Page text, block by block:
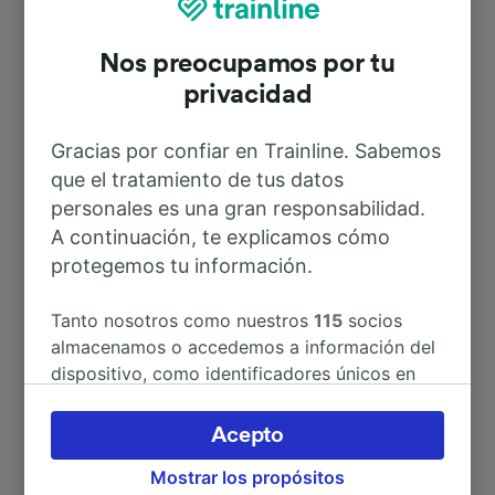
Duración
A Düsseldorf Hbf 2h 41min
A París
A Cham 5h 48min
A Gersfeld (Rhön) 3h 7min
Nos preocupamos por tu
privacidad
Gracias por confiar en Trainline. Sabemos
que el tratamiento de tus datos
personales es una gran responsabilidad.
A continuación, te explicamos cómo
protegemos tu información.
Tanto nosotros como nuestros115 socios
almacenamos o accedemos a información del
dispositivo, como identificadores únicos en
Puedes aceptar o administrar tus preferencias
haciendo clic abajo, incluido el derecho de
oposición en función de tu interés legítimo o,
Mostrar los propósitos
Acepto